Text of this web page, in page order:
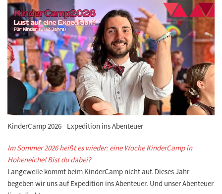
KinderCamp 2026 - Expedition ins Abenteuer
Im Sommer 2026 heißt es wieder: eine Woche KinderCamp in
Hoheneiche! Bist du dabei?
Langeweile kommt beim KinderCamp nicht auf. Dieses Jahr
begeben wir uns auf Expedition ins Abenteuer. Und unser Abenteuer